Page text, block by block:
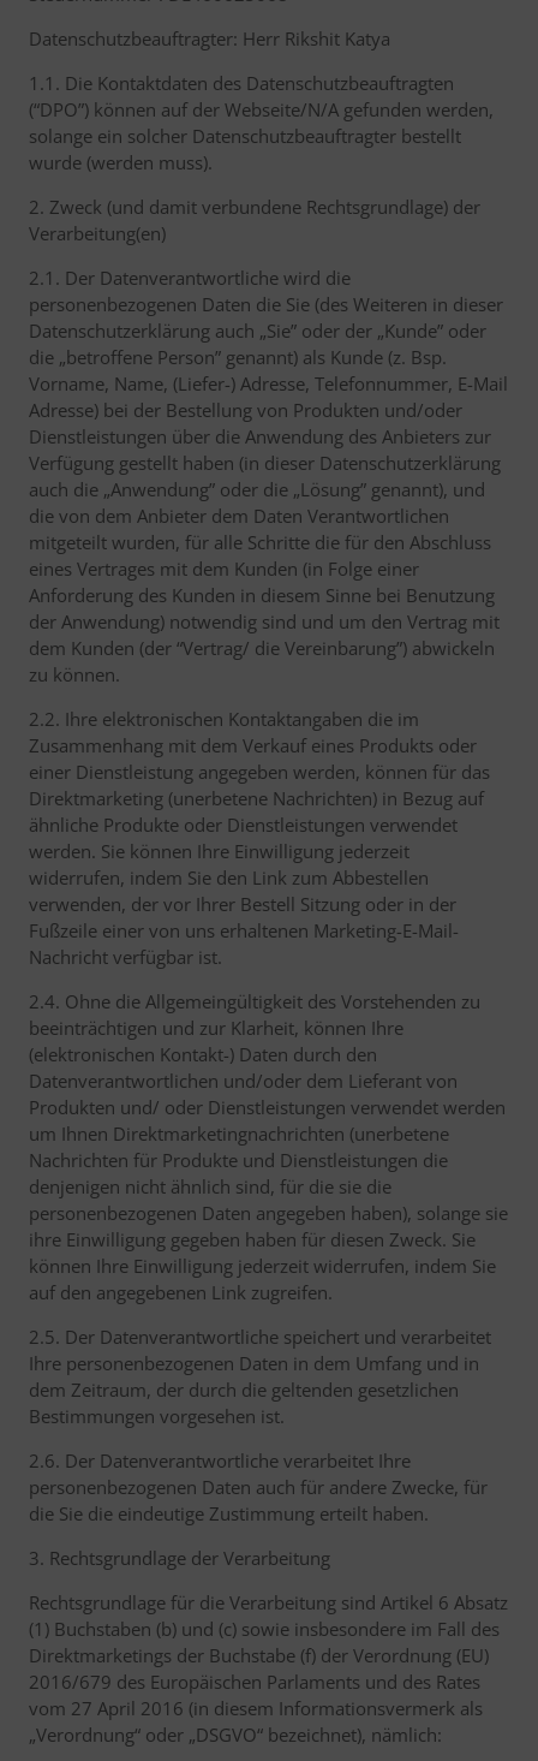
Datenschutzbeauftragter: Herr Rikshit Katya
1.1. Die Kontaktdaten des Datenschutzbeauftragten
(“DPO”) können auf der Webseite/N/A gefunden werden,
solange ein solcher Datenschutzbeauftragter bestellt
wurde (werden muss).
2. Zweck (und damit verbundene Rechtsgrundlage) der
Verarbeitung(en)
2.1. Der Datenverantwortliche wird die
personenbezogenen Daten die Sie (des Weiteren in dieser
Datenschutzerklärung auch „Sie” oder der „Kunde” oder
die „betroffene Person” genannt) als Kunde (z. Bsp.
Vorname, Name, (Liefer-) Adresse, Telefonnummer, E-Mail
Adresse) bei der Bestellung von Produkten und/oder
Dienstleistungen über die Anwendung des Anbieters zur
Verfügung gestellt haben (in dieser Datenschutzerklärung
auch die „Anwendung” oder die „Lösung” genannt), und
die von dem Anbieter dem Daten Verantwortlichen
mitgeteilt wurden, für alle Schritte die für den Abschluss
eines Vertrages mit dem Kunden (in Folge einer
Anforderung des Kunden in diesem Sinne bei Benutzung
der Anwendung) notwendig sind und um den Vertrag mit
dem Kunden (der “Vertrag/ die Vereinbarung”) abwickeln
zu können.
2.2. Ihre elektronischen Kontaktangaben die im
Zusammenhang mit dem Verkauf eines Produkts oder
einer Dienstleistung angegeben werden, können für das
Direktmarketing (unerbetene Nachrichten) in Bezug auf
ähnliche Produkte oder Dienstleistungen verwendet
werden. Sie können Ihre Einwilligung jederzeit
widerrufen, indem Sie den Link zum Abbestellen
verwenden, der vor Ihrer Bestell Sitzung oder in der
Fußzeile einer von uns erhaltenen Marketing-E-Mail-
Nachricht verfügbar ist.
2.4. Ohne die Allgemeingültigkeit des Vorstehenden zu
beeinträchtigen und zur Klarheit, können Ihre
(elektronischen Kontakt-) Daten durch den
Datenverantwortlichen und/oder dem Lieferant von
Produkten und/ oder Dienstleistungen verwendet werden
um Ihnen Direktmarketingnachrichten (unerbetene
Nachrichten für Produkte und Dienstleistungen die
denjenigen nicht ähnlich sind, für die sie die
personenbezogenen Daten angegeben haben), solange sie
ihre Einwilligung gegeben haben für diesen Zweck. Sie
können Ihre Einwilligung jederzeit widerrufen, indem Sie
auf den angegebenen Link zugreifen.
2.5. Der Datenverantwortliche speichert und verarbeitet
Ihre personenbezogenen Daten in dem Umfang und in
dem Zeitraum, der durch die geltenden gesetzlichen
Bestimmungen vorgesehen ist.
2.6. Der Datenverantwortliche verarbeitet Ihre
personenbezogenen Daten auch für andere Zwecke, für
die Sie die eindeutige Zustimmung erteilt haben.
3. Rechtsgrundlage der Verarbeitung
Rechtsgrundlage für die Verarbeitung sind Artikel 6 Absatz
(1) Buchstaben (b) und (c) sowie insbesondere im Fall des
Direktmarketings der Buchstabe (f) der Verordnung (EU)
2016/679 des Europäischen Parlaments und des Rates
vom 27 April 2016 (in diesem Informationsvermerk als
„Verordnung“ oder „DSGVO“ bezeichnet), nämlich: